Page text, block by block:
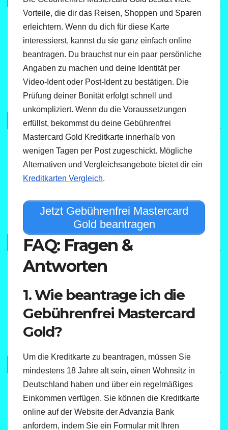
Vorteile, die dir das Reisen, Shoppen und Sparen
erleichtern. Wenn du dich für diese Karte
interessierst, kannst du sie ganz einfach online
beantragen. Du brauchst nur ein paar persönliche
Angaben zu machen und deine Identität per
Video-Ident oder Post-Ident zu bestätigen. Die
Prüfung deiner Bonität erfolgt schnell und
unkompliziert. Wenn du die Voraussetzungen
erfüllst, bekommst du deine Gebührenfrei
Mastercard Gold Kreditkarte innerhalb von
wenigen Tagen per Post zugeschickt. Mögliche
Alternativen und Vergleichsangebote bietet dir ein
Kreditkarten Vergleich.
Jetzt Gebührenfrei Mastercard
Gold beantragen
FAQ: Fragen &
Antworten
1. Wie beantrage ich die
Gebührenfrei Mastercard
Gold?
Um die Kreditkarte zu beantragen, müssen Sie
mindestens 18 Jahre alt sein, einen Wohnsitz in
Deutschland haben und über ein regelmäßiges
Einkommen verfügen. Sie können die Kreditkarte
online auf der Website der Advanzia Bank
anfordern, indem Sie ein Formular mit Ihren